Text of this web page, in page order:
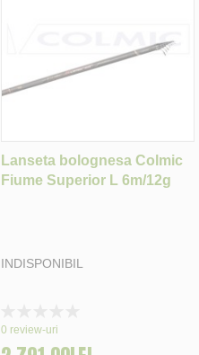
Lanseta bolognesa Colmic
Fiume Superior L 6m/12g
INDISPONIBIL
0%
0 review-uri